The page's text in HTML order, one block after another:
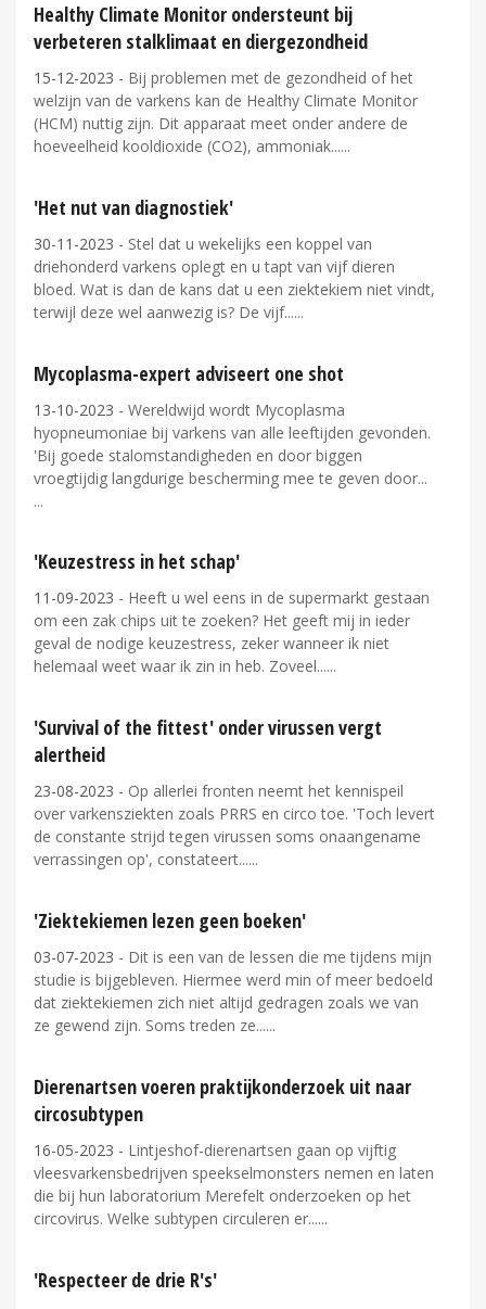
Healthy Climate Monitor ondersteunt bij
verbeteren stalklimaat en diergezondheid
15-12-2023 - Bij problemen met de gezondheid of het
welzijn van de varkens kan de Healthy Climate Monitor
(HCM) nuttig zijn. Dit apparaat meet onder andere de
hoeveelheid kooldioxide (CO2), ammoniak...
'Het nut van diagnostiek'
30-11-2023 - Stel dat u wekelijks een koppel van
driehonderd varkens oplegt en u tapt van vijf dieren
bloed. Wat is dan de kans dat u een ziektekiem niet vindt,
terwijl deze wel aanwezig is? De vijf...
Mycoplasma-expert adviseert one shot
13-10-2023 - Wereldwijd wordt Mycoplasma
hyopneumoniae bij varkens van alle leeftijden gevonden.
'Bij goede stalomstandigheden en door biggen
vroegtijdig langdurige bescherming mee te geven door...
'Keuzestress in het schap'
11-09-2023 - Heeft u wel eens in de supermarkt gestaan
om een zak chips uit te zoeken? Het geeft mij in ieder
geval de nodige keuzestress, zeker wanneer ik niet
helemaal weet waar ik zin in heb. Zoveel...
'Survival of the fittest' onder virussen vergt
alertheid
23-08-2023 - Op allerlei fronten neemt het kennispeil
over varkensziekten zoals PRRS en circo toe. 'Toch levert
de constante strijd tegen virussen soms onaangename
verrassingen op', constateert...
'Ziektekiemen lezen geen boeken'
03-07-2023 - Dit is een van de lessen die me tijdens mijn
studie is bijgebleven. Hiermee werd min of meer bedoeld
dat ziektekiemen zich niet altijd gedragen zoals we van
ze gewend zijn. Soms treden ze...
Dierenartsen voeren praktijkonderzoek uit naar
circosubtypen
16-05-2023 - Lintjeshof-dierenartsen gaan op vijftig
vleesvarkensbedrijven speekselmonsters nemen en laten
die bij hun laboratorium Merefelt onderzoeken op het
circovirus. Welke subtypen circuleren er...
'Respecteer de drie R's'